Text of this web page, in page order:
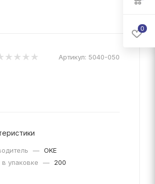
Артикул: 5040-050
— OKE
упаковке
— 200
0